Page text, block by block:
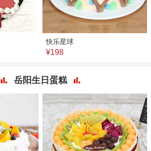
快乐星球
¥198
岳阳生日蛋糕